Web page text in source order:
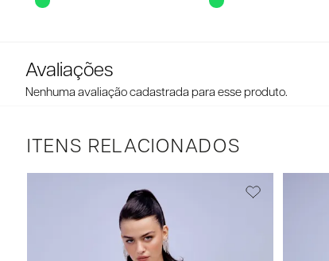
Nenhuma avaliação cadastrada para esse produto.
ITENS RELACIONADOS